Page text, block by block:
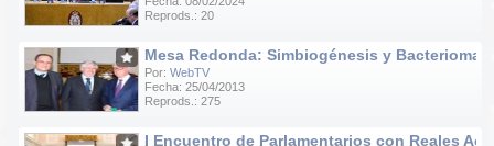
Reprods.: 20
Mesa Redonda: Simbiogénesis y Bacteriomas
Por: WebTV
Fecha: 25/04/2013
Reprods.: 275
I Encuentro de Parlamentarios con Reales